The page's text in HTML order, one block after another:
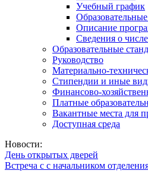
Учебный график
Описание
Сведения о
Образовательные
Руководство
Материально-
Стипендии и иные
Финансово-
Платные
Вакантные места для
Доступная среда
Новости:
День открытых дверей
Встреча с с начальником